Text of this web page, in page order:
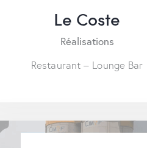
Le Coste
Réalisations
Restaurant – Lounge Bar